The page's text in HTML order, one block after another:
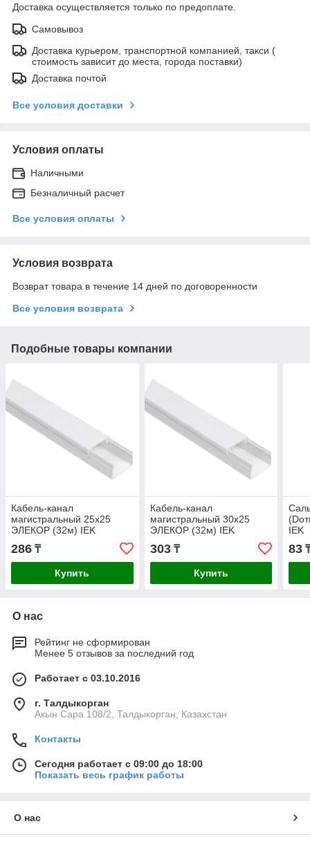
Доставка осуществляется только по предоплате.
Самовывоз
Доставка курьером, транспортной компанией, такси (
стоимость зависит до места, города поставки)
Доставка почтой
Все условия доставки
Условия оплаты
Наличными
Безналичный расчет
Все условия оплаты
Условия возврата
Возврат товара в течение 14 дней по договоренности
Все условия возврата
Подобные товары компании
Кабель-канал
магистральный 25х25
ЭЛЕКОР (32м) IEK
286 ₸
Купить
Кабель-канал
магистральный 30х25
ЭЛЕКОР (32м) IEK
303₸
Купить
IEK
83
О нас
Рейтинг не сформирован
Менее 5 отзывов за последний год
Работает с 03.10.2016
г. Талдыкорган
Акын Сара 108/2, Талдыкорган, Казахстан
Контакты
Сегодня работает с 09:00 до 18:00
Показать весь график работы
О нас